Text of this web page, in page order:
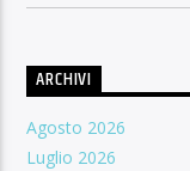
ARCHIVI
Agosto 2026
Luglio 2026